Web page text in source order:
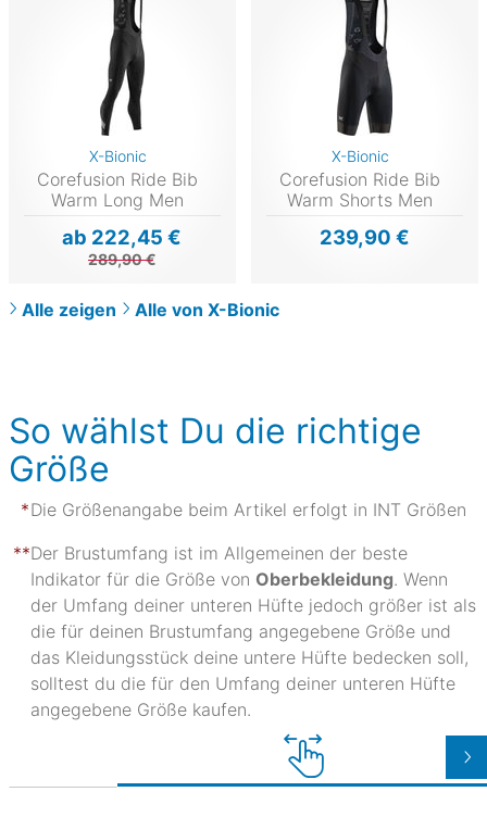
X-Bionic
Corefusion Ride Bib
Warm Long Men
ab 222,45 €
289,90 €
X-Bionic
Corefusion Ride Bib
Warm Shorts Men
239,90 €
Alle zeigen Alle von X-Bionic
So wählst Du die richtige
Größe
Die Größenangabe beim Artikel erfolgt in INT Größen
Der Brustumfang ist im Allgemeinen der beste
Indikator für die Größe von Oberbekleidung. Wenn
der Umfang deiner unteren Hüfte jedoch größer ist als
die für deinen Brustumfang angegebene Größe und
das Kleidungsstück deine untere Hüfte bedecken soll,
solltest du die für den Umfang deiner unteren Hüfte
angegebene Größe kaufen.